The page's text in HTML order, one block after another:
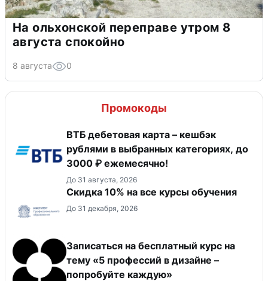
На ольхонской переправе утром 8
августа спокойно
8 августа 0
Промокоды
ВТБ дебетовая карта – кешбэк
рублями в выбранных категориях, до
3000 ₽ ежемесячно!
До 31 августа, 2026
Скидка 10% на все курсы обучения
До 31 декабря, 2026
Записаться на бесплатный курс на
тему «5 профессий в дизайне –
попробуйте каждую»